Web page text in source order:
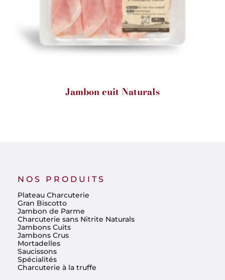
Jambon cuit Naturals
NOS PRODUITS
Plateau Charcuterie
Gran Biscotto
Jambon de Parme
Charcuterie sans Nitrite Naturals
Jambons Cuits
Jambons Crus
Mortadelles
Saucissons
Spécialités
Charcuterie à la truffe